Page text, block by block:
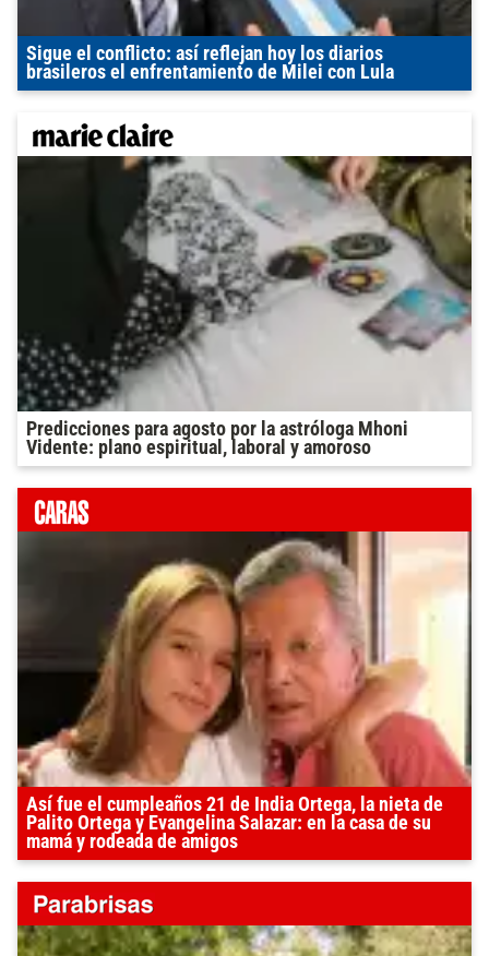
Sigue el conflicto: así reflejan hoy los diarios
brasileros el enfrentamiento de Milei con Lula
Predicciones para agosto por la astróloga Mhoni
Vidente: plano espiritual, laboral y amoroso
Así fue el cumpleaños 21 de India Ortega, la nieta de
Palito Ortega y Evangelina Salazar: en la casa de su
mamá y rodeada de amigos